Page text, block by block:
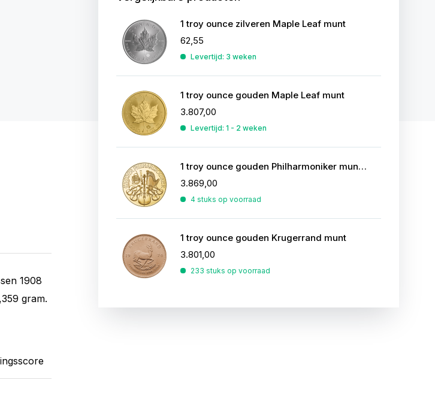
1 troy ounce zilveren Maple Leaf munt
62,55
Levertijd: 3 weken
1 troy ounce gouden Maple Leaf munt
3.807,00
Levertijd: 1 - 2 weken
1 troy ounce gouden Philharmoniker munt 2026
3.869,00
4 stuks op voorraad
1 troy ounce gouden Krugerrand munt
3.801,00
233 stuks op voorraad
1908
gram.